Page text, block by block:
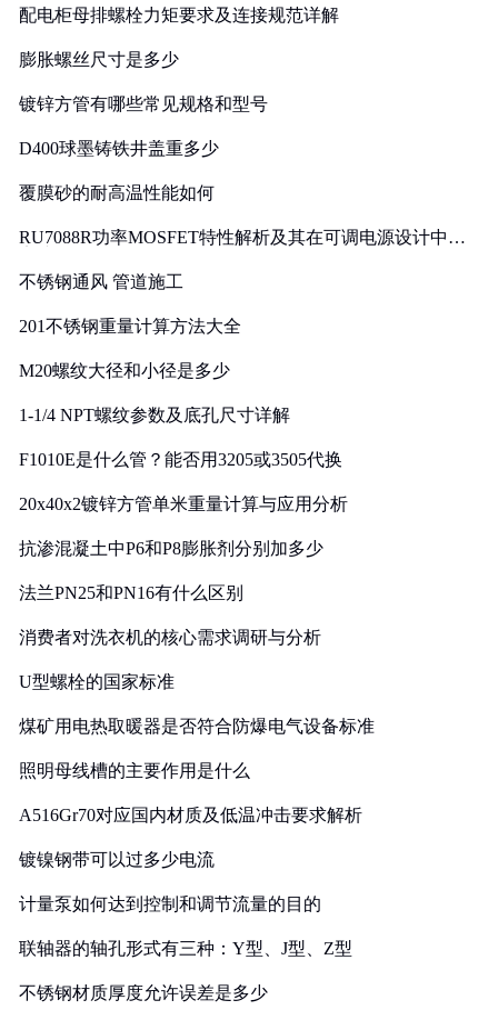
配电柜母排螺栓力矩要求及连接规范详解
膨胀螺丝尺寸是多少
镀锌方管有哪些常见规格和型号
D400球墨铸铁井盖重多少
覆膜砂的耐高温性能如何
RU7088R功率MOSFET特性解析及其在可调电源设计中的
不锈钢通风 管道施工
201不锈钢重量计算方法大全
M20螺纹大径和小径是多少
1-1/4 NPT螺纹参数及底孔尺寸详解
F1010E是什么管？能否用3205或3505代换
20x40x2镀锌方管单米重量计算与应用分析
抗渗混凝土中P6和P8膨胀剂分别加多少
法兰PN25和PN16有什么区别
消费者对洗衣机的核心需求调研与分析
U型螺栓的国家标准
煤矿用电热取暖器是否符合防爆电气设备标准
照明母线槽的主要作用是什么
A516Gr70对应国内材质及低温冲击要求解析
镀镍钢带可以过多少电流
计量泵如何达到控制和调节流量的目的
联轴器的轴孔形式有三种：Y型、J型、Z型
不锈钢材质厚度允许误差是多少